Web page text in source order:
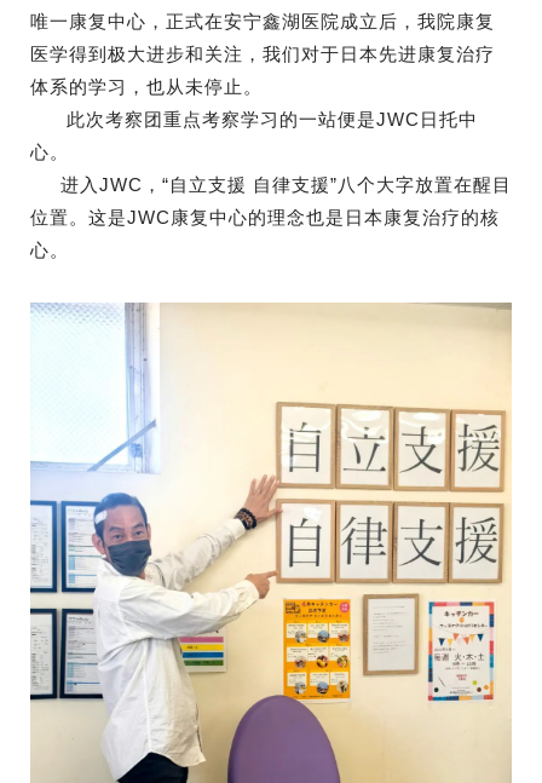
唯一康复中心，正式在安宁鑫湖医院成立后，我院康复
医学得到极大进步和关注，我们对于日本先进康复治疗
体系的学习，也从未停止。
此次考察团重点考察学习的一站便是JWC日托中
心。
进入JWC，“自立支援 自律支援”八个大字放置在醒目
位置。这是JWC康复中心的理念也是日本康复治疗的核
心。